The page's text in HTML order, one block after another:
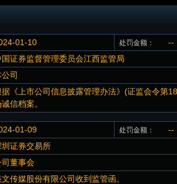
01-10 处罚金额： --
国证券监督管理委员会江西监管局
司
据《上市公司信息披露管理办法》(证监会令第
信档案。
01-09 处罚金额： --
圳证券交易所
司董事会
传媒股份有限公司收到监管函。